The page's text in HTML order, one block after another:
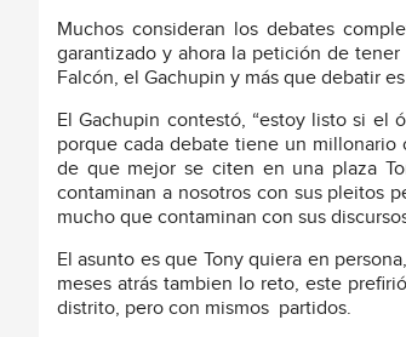
Muchos consideran los debates
garantizado y ahora la petición de
Falcón, el Gachupin y más que debatir
El Gachupin contestó, “estoy listo si el
porque cada debate tiene un
de que mejor se citen en una plaza
contaminan a nosotros con sus pleitos
mucho que contaminan con sus
El asunto es que Tony quiera en
meses atrás tambien lo reto, este
distrito, pero con mismos partidos.